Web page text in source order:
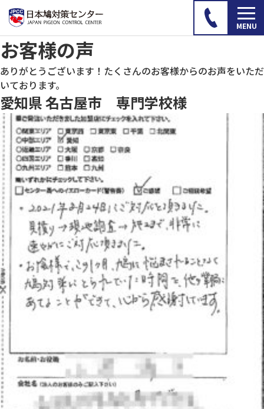
お客様の声
ありがとうございます！たくさんのお客様からのお声をいただ
いております。
愛知県 名古屋市 専門学校様